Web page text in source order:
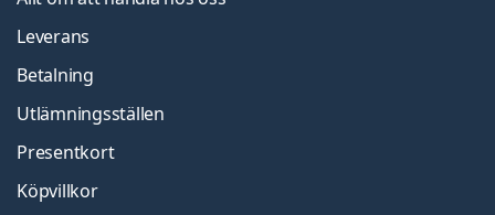
Leverans
Betalning
Utlämningsställen
Presentkort
Köpvillkor